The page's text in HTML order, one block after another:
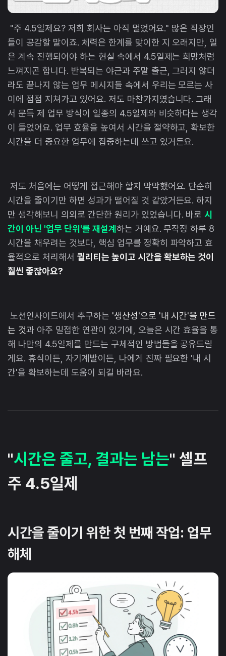
"주 4.5일제요? 저희 회사는 아직 멀었어요." 많은 직장인
들이 공감할 말이죠. 체력은 한계를 맞이한 지 오래지만, 일
은 계속 진행되어야 하는 현실 속에서 4.5일제는 희망처럼
느껴지곤 합니다. 반복되는 야근과 주말 출근, 그러지 않더
라도 끝나지 않는 업무 메시지들 속에서 우리는 모르는 사
이에 점점 지쳐가고 있어요. 저도 마찬가지였습니다. 그래
서 문득 제 업무 방식이 일종의 4.5일제와 비슷하다는 생각
이 들었어요. 업무 효율을 높여서 시간을 절약하고, 확보한
시간을 더 중요한 업무에 집중하는데 쓰고 있거든요.
저도 처음에는 어떻게 접근해야 할지 막막했어요. 단순히
시간을 줄이기만 하면 성과가 떨어질 것 같았거든요. 하지
만 생각해보니 의외로 간단한 원리가 있었습니다. 바로 시
간이 아닌 '업무 단위'를 재설계 하는 거예요. 무작정 하루 8
시간을 채우려는 것보다, 핵심 업무를 정확히 파악하고 효
율적으로 처리해서 퀄리티는 높이고 시간을 확보하는 것이
훨씬 좋잖아요?
노션인사이드에서 추구하는 '생산성'으로 '내 시간'을 만드
는 것과 아주 밀접한 연관이 있기에, 오늘은 시간 효율을 통
해 나만의 4.5일제를 만드는 구체적인 방법들을 공유드릴
게요. 휴식이든, 자기계발이든, 나에게 진짜 필요한 '내 시
간'을 확보하는데 도움이 되길 바라요.
"시간은 줄고, 결과는 남는" 셀프
주 4.5일제
시간을 줄이기 위한 첫 번째 작업: 업무
해체